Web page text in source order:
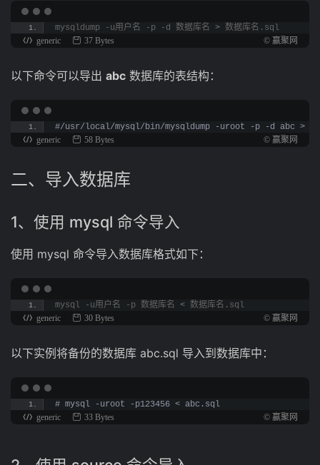
mysqldump -u用户名 -p -d 数据库名 > 数据库名.sql
generic
37 Bytes © 赢聚网
以下命令可以导出 abc 数据库的表结构：
#/usr/local/mysql/bin/mysqldump -uroot -p -d abc >
generic
58 Bytes © 赢聚网
二、导入数据库
1、使用 mysql 命令导入
使用 mysql 命令导入数据库格式如下：
mysql -u用户名 -p 数据库名 < 数据库名.sql
generic
30 Bytes © 赢聚网
以下实例将备份的数据库 abc.sql 导入到数据库中：
# mysql -uroot -p123456 < abc.sql
generic
33 Bytes © 赢聚网